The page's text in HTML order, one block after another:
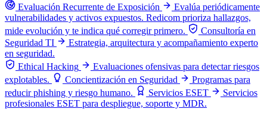
Evaluación Recurrente de Exposición
Evalúa periódicamente
vulnerabilidades y activos expuestos. Redicom prioriza hallazgos,
mide evolución y te indica qué corregir primero.
Consultoría en
Seguridad TI
Estrategia, arquitectura y acompañamiento experto
en seguridad.
Ethical Hacking
Evaluaciones ofensivas para detectar riesgos
explotables.
Concientización en Seguridad
Programas para
reducir phishing y riesgo humano.
Servicios ESET
Servicios
profesionales ESET para despliegue, soporte y MDR.